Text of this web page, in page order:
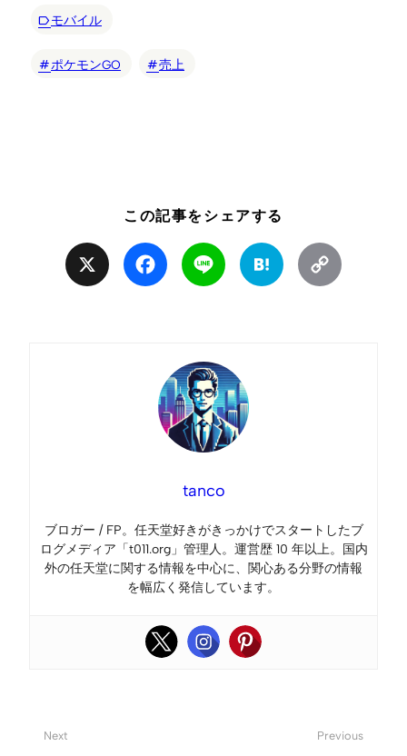
モバイル
ポケモンGO 売上
この記事をシェアする
Facebook Line Hatena
tanco
ブロガー / FP。任天堂好きがきっかけでスタートしたブ
ログメディア「t011.org」管理人。運営歴 10 年以上。国内
外の任天堂に関する情報を中心に、関心ある分野の情報
を幅広く発信しています。
Next Previous